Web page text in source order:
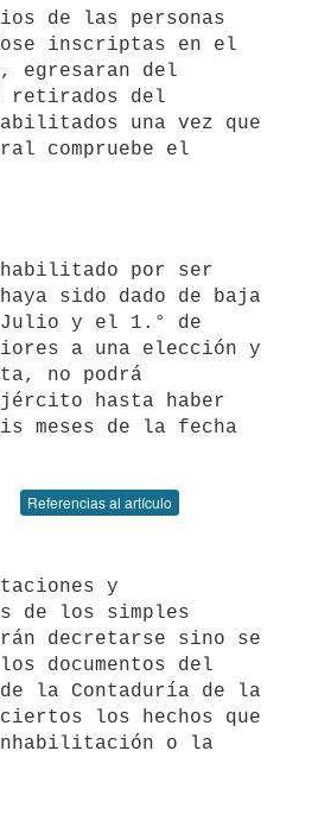
inscriptas en el
egresaran del
retirados del
una vez que
compruebe el
sido dado de baja
y el 1.° de
a una elección y
no podrá
hasta haber
meses de la fecha
Referencias al artículo
de los simples
decretarse sino se
documentos del
de la Contaduría de la
los hechos que
o la